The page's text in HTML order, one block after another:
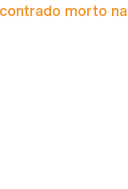
morto na